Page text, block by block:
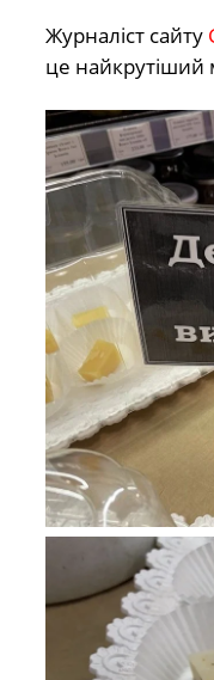
Журналіст сайту
це найкрутіший